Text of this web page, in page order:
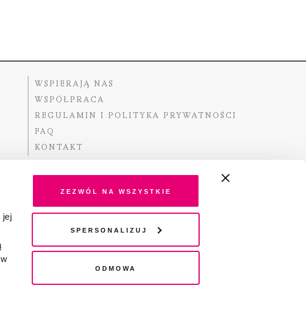
jej
Zezwól na wszystkie
Spersonalizuj
Odmowa
WSPIERAJĄ NAS
WSPÓŁPRACA
REGULAMIN I POLITYKA PRYWATNOŚCI
FAQ
KONTAKT
Dofinansowano ze środków Ministra Kultury i Dziedzictwa
Narodowego pochodzących z Funduszu Promocji Kultury –